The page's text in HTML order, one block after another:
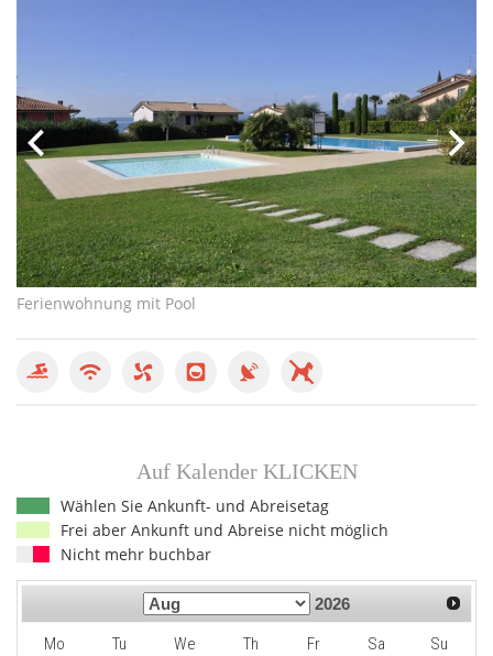
Ferienwohnung mit Pool
Auf Kalender KLICKEN
Wählen Sie Ankunft- und Abreisetag
Frei aber Ankunft und Abreise nicht möglich
Nicht mehr buchbar
2026
Mo Tu We Th Fr Sa Su